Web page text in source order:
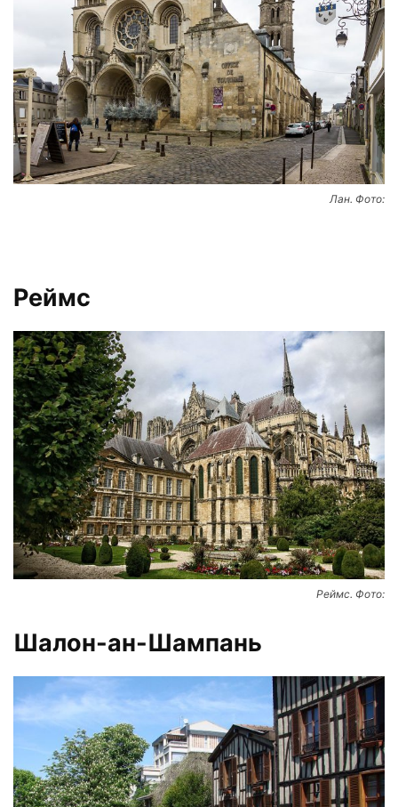
Лан. Фото:
Реймс
Реймс. Фото:
Шалон-ан-Шампань